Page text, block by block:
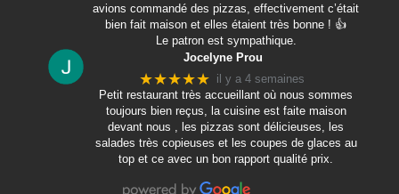
avions commandé des pizzas, effectivement c’était
bien fait maison et elles étaient très bonne ! 👍
Le patron est sympathique.
Jocelyne Prou
★★★★★ il y a 4 semaines
Petit restaurant très accueillant où nous sommes
toujours bien reçus, la cuisine est faite maison
devant nous , les pizzas sont délicieuses, les
salades très copieuses et les coupes de glaces au
top et ce avec un bon rapport qualité prix.